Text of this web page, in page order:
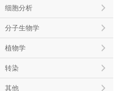
细胞分析
分子生物学
植物学
转染
其他